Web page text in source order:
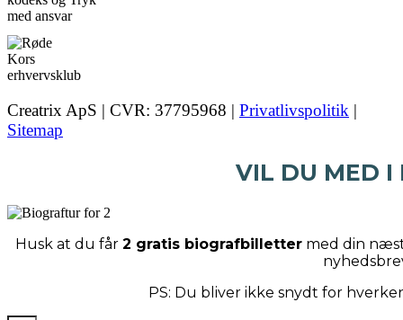
Creatrix ApS | CVR: 37795968 | Privatlivspolitik |
Sitemap
VIL DU MED I
Husk at du får 2 gratis biografbillettermed din
PS: Du bliver ikke snydt for